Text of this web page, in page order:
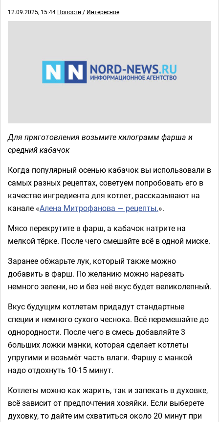
12.09.2025, 15:44 Новости / Интересное
Для приготовления возьмите килограмм фарша и
средний кабачок
Когда популярный осенью кабачок вы использовали в
самых разных рецептах, советуем попробовать его в
качестве ингредиента для котлет, рассказывают на
канале «Алена Митрофанова — рецепты.».
Мясо перекрутите в фарш, а кабачок натрите на
мелкой тёрке. После чего смешайте всё в одной миске.
Заранее обжарьте лук, который также можно
добавить в фарш. По желанию можно нарезать
немного зелени, но и без неё вкус будет великолепный.
Вкус будущим котлетам придадут стандартные
специи и немного сухого чеснока. Всё перемешайте до
однородности. После чего в смесь добавляйте 3
больших ложки манки, которая сделает котлеты
упругими и возьмёт часть влаги. Фаршу с манкой
надо отдохнуть 10-15 минут.
Котлеты можно как жарить, так и запекать в духовке,
всё зависит от предпочтения хозяйки. Если выберете
духовку, то дайте им схватиться около 20 минут при